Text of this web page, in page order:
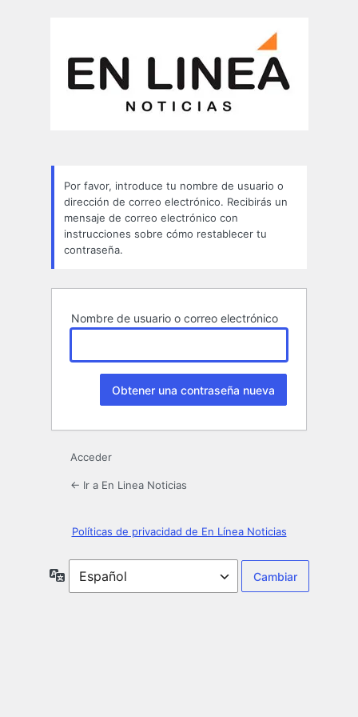
Por favor, introduce tu nombre de usuario o
dirección de correo electrónico. Recibirás un
mensaje de correo electrónico con
instrucciones sobre cómo restablecer tu
contraseña.
Nombre de usuario o correo electrónico
Acceder
← Ir a En Linea Noticias
Políticas de privacidad de En Línea Noticias
Idioma